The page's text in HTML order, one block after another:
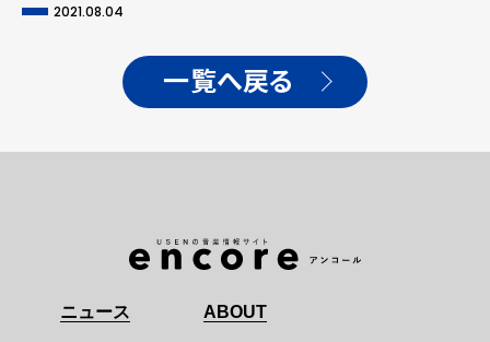
2021.08.04
一覧へ戻る
ニュース ABOUT